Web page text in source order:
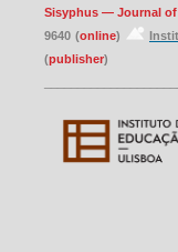
Sisyphus — Journal of
9640 (online)
(publisher)